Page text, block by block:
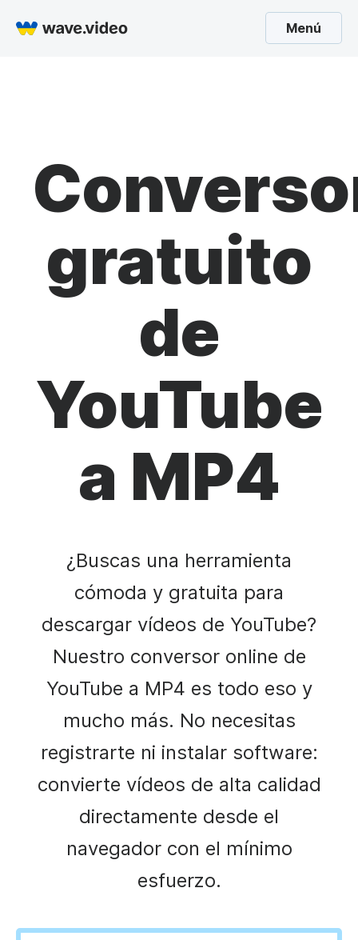
Menú
gratuito
de
YouTube
a MP4
¿Buscas una herramienta
cómoda y gratuita para
descargar vídeos de YouTube?
Nuestro conversor online de
YouTube a MP4 es todo eso y
mucho más. No necesitas
registrarte ni instalar software:
convierte vídeos de alta calidad
directamente desde el
navegador con el mínimo
esfuerzo.